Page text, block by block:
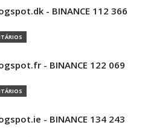
- BINANCE 112 366
- BINANCE 122 069
- BINANCE 134 243